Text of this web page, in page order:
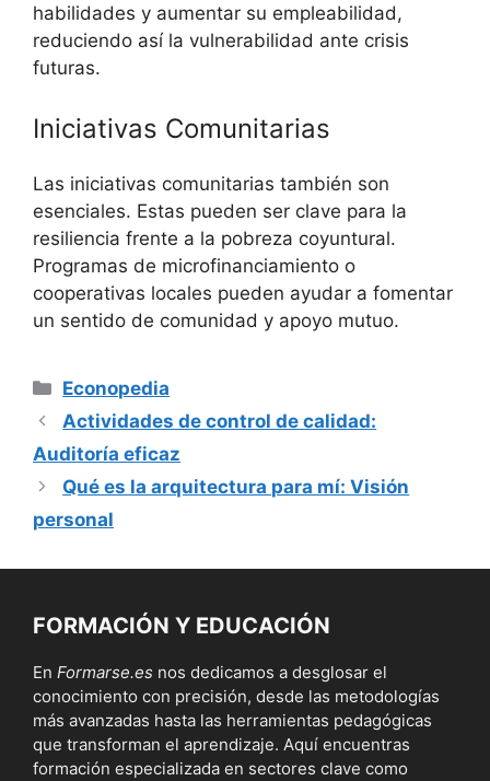
habilidades y aumentar su empleabilidad,
reduciendo así la vulnerabilidad ante crisis
futuras.
Iniciativas Comunitarias
Las iniciativas comunitarias también son
esenciales. Estas pueden ser clave para la
resiliencia frente a la pobreza coyuntural.
Programas de microfinanciamiento o
cooperativas locales pueden ayudar a fomentar
un sentido de comunidad y apoyo mutuo.
Categorías
Econopedia
Actividades de control de calidad:
Auditoría eficaz
Qué es la arquitectura para mí: Visión
personal
FORMACIÓN Y EDUCACIÓN
En Formarse.es nos dedicamos a desglosar el
conocimiento con precisión, desde las metodologías
más avanzadas hasta las herramientas pedagógicas
que transforman el aprendizaje. Aquí encuentras
formación especializada en sectores clave como